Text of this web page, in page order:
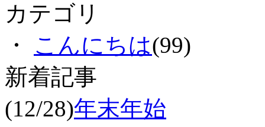
カテゴリ
・ こんにちは(99)
新着記事
(12/28)年末年始